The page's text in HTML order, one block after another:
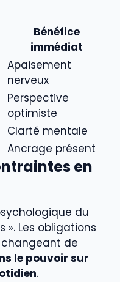
Bénéfice
immédiat
Apaisement
nerveux
Perspective
optimiste
Clarté mentale
Ancrage présent
en
du
». Les obligations
changeant de
le pouvoir sur
.